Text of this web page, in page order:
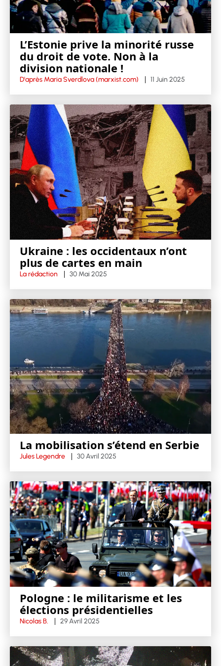
L’Estonie prive la minorité russe
du droit de vote. Non à la
division nationale !
D'après Maria Sverdlova (marxist.com) 11 Juin 2025
Ukraine : les occidentaux n’ont
plus de cartes en main
La rédaction 30 Mai 2025
La mobilisation s’étend en Serbie
Jules Legendre 30 Avril 2025
Pologne : le militarisme et les
élections présidentielles
Nicolas B. 29 Avril 2025